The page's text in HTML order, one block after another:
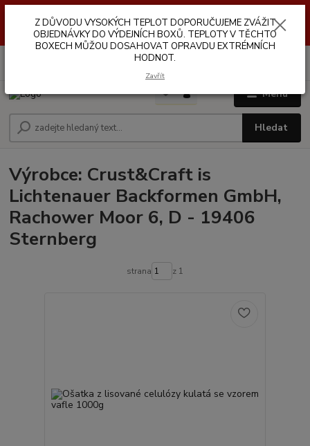
VÝDEJNÍCH BOXŮ. TEPLOTA V TĚCHTO BOXECH MŮŽE DOSAHOVAT
OPRAVDU EXTRÉMNÍCH HODNOT.
Menu
Hledat
Výrobce: Crust&Craft is
Lichtenauer Backformen GmbH,
Rachower Moor 6, D - 19406
Sternberg
strana z 1
Z DŮVODU VYSOKÝCH TEPLOT DOPORUČUJEME ZVÁŽIT
OBJEDNÁVKY DO VÝDEJNÍCH BOXŮ. TEPLOTY V TĚCHTO
BOXECH MŮŽOU DOSAHOVAT OPRAVDU EXTRÉMNÍCH
HODNOT.
Zavřít